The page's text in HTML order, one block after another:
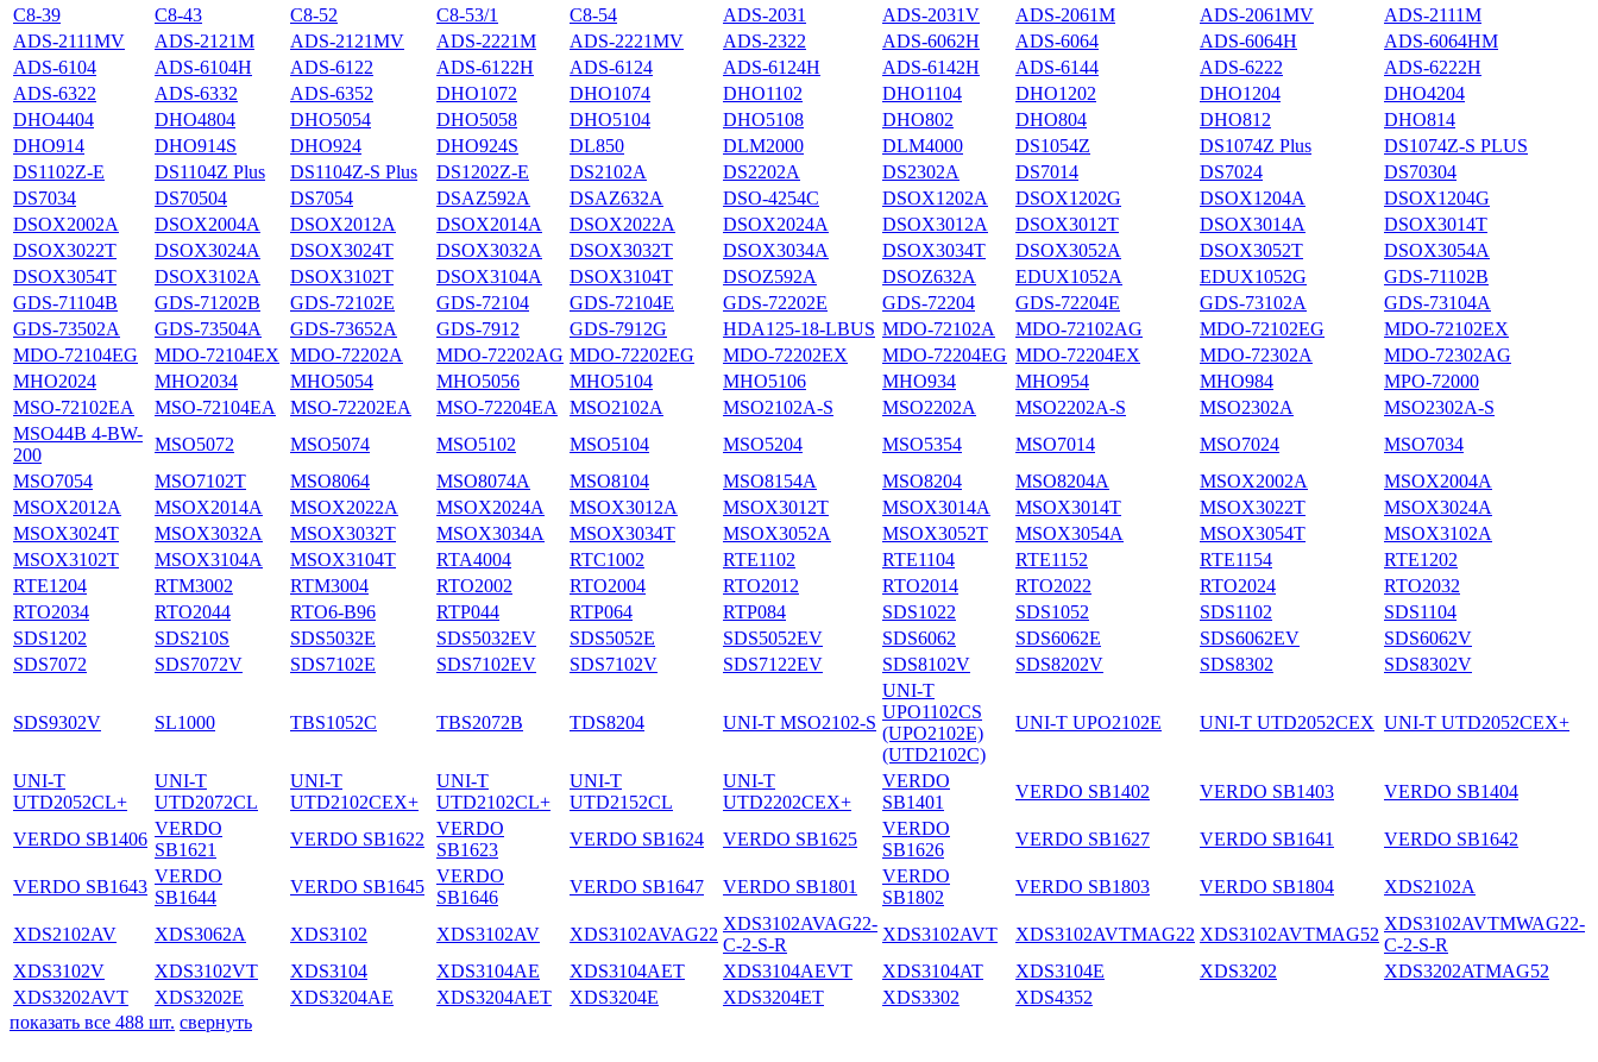
С8-39
С8-43 С8-52 С8-53/1 С8-54 ADS-2031 ADS-2031V ADS-2061M ADS-2061MV
ADS-2111M
ADS-2111MV
ADS-2121M ADS-2121MV ADS-2221M ADS-2221MV ADS-2322 ADS-6062H ADS-6064 ADS-6064H
ADS-6064HM
ADS-6104
ADS-6104H ADS-6122 ADS-6122H ADS-6124 ADS-6124H ADS-6142H ADS-6144 ADS-6222
ADS-6222H
ADS-6322
ADS-6332 ADS-6352 DHO1072 DHO1074 DHO1102 DHO1104 DHO1202 DHO1204
DHO4204
DHO4404
DHO4804 DHO5054 DHO5058 DHO5104 DHO5108 DHO802 DHO804 DHO812
DHO814
DHO914
DHO914S DHO924 DHO924S DL850 DLM2000 DLM4000 DS1054Z DS1074Z Plus
DS1074Z-S PLUS
DS1102Z-E
DS1104Z Plus DS1104Z-S Plus DS1202Z-E DS2102А DS2202A DS2302A DS7014 DS7024
DS70304
DS7034
DS70504 DS7054 DSAZ592A DSAZ632A DSO-4254C DSOX1202A DSOX1202G DSOX1204A
DSOX1204G
DSOX2002A
DSOX2004A DSOX2012A DSOX2014A DSOX2022A DSOX2024A DSOX3012A DSOX3012T DSOX3014A
DSOX3014T
DSOX3022T
DSOX3024A DSOX3024T DSOX3032A DSOX3032T DSOX3034A DSOX3034T DSOX3052A DSOX3052T
DSOX3054A
DSOX3054T
DSOX3102A DSOX3102T DSOX3104A DSOX3104T DSOZ592A DSOZ632A EDUX1052A EDUX1052G
GDS-71102B
GDS-71104B
GDS-71202B GDS-72102E GDS-72104 GDS-72104E GDS-72202E GDS-72204 GDS-72204E GDS-73102A
GDS-73104A
GDS-73502A
GDS-73504A GDS-73652A GDS-7912 GDS-7912G HDA125-18-LBUS MDO-72102A MDO-72102AG MDO-72102EG
MDO-72102EX
MDO-72104EG
MDO-72104EX MDO-72202A MDO-72202AG MDO-72202EG MDO-72202EX MDO-72204EG MDO-72204EX MDO-72302A
MDO-72302AG
MHO2024
MHO2034 MHO5054 MHO5056 MHO5104 MHO5106 MHO934 MHO954 MHO984
MPO-72000
MSO-72102EA
MSO-72104EA MSO-72202EA MSO-72204EA MSO2102A MSO2102A-S MSO2202A MSO2202A-S MSO2302A
MSO2302A-S
MSO44B 4-BW-
200
MSO5072 MSO5074 MSO5102 MSO5104 MSO5204 MSO5354 MSO7014 MSO7024
MSO7034
MSO7054
MSO7102T MSO8064 MSO8074A MSO8104 MSO8154A MSO8204 MSO8204A MSOX2002A
MSOX2004A
MSOX2012A
MSOX2014A MSOX2022A MSOX2024A MSOX3012A MSOX3012T MSOX3014A MSOX3014T MSOX3022T
MSOX3024A
MSOX3024T
MSOX3032A MSOX3032T MSOX3034A MSOX3034T MSOX3052A MSOX3052T MSOX3054A MSOX3054T
MSOX3102A
MSOX3102T
MSOX3104A MSOX3104T RTA4004 RTC1002 RTE1102 RTE1104 RTE1152 RTE1154
RTE1202
RTE1204
RTM3002 RTM3004 RTO2002 RTO2004 RTO2012 RTO2014 RTO2022 RTO2024
RTO2032
RTO2034
RTO2044 RTO6-B96 RTP044 RTP064 RTP084 SDS1022 SDS1052 SDS1102
SDS1104
SDS1202
SDS210S SDS5032E SDS5032EV SDS5052E SDS5052EV SDS6062 SDS6062E SDS6062EV
SDS6062V
SDS7072
SDS7072V SDS7102E SDS7102EV SDS7102V SDS7122EV SDS8102V SDS8202V SDS8302 SDS8302V
SDS9302V SL1000 TBS1052C TBS2072B TDS8204 UNI-T MSO2102-S
UNI-T
UPO1102CS
(UPO2102E)
(UTD2102C)
UNI-T UPO2102E UNI-T UTD2052CEX UNI-T UTD2052CEX+
UNI-T
UTD2052CL+
UNI-T
UTD2072CL
UNI-T
UTD2102CEX+
UNI-T
UTD2102CL+
UNI-T
UTD2152CL
UNI-T
UTD2202CEX+
VERDO
SB1401
VERDO SB1402 VERDO SB1403 VERDO SB1404
VERDO SB1406
VERDO
SB1621
VERDO SB1622
VERDO
SB1623
VERDO SB1624 VERDO SB1625
VERDO
SB1626
VERDO SB1627 VERDO SB1641 VERDO SB1642
VERDO SB1643
VERDO
SB1644
VERDO SB1645
VERDO
SB1646
VERDO SB1647 VERDO SB1801
VERDO
SB1802
VERDO SB1803 VERDO SB1804 XDS2102A
XDS2102AV XDS3062A XDS3102 XDS3102AV XDS3102AVAG22
XDS3102AVAG22-
C-2-S-R
XDS3102AVT XDS3102AVTMAG22 XDS3102AVTMAG52
XDS3102AVTMWAG22-
C-2-S-R
XDS3102V
XDS3102VT XDS3104 XDS3104AE XDS3104AET XDS3104AEVT XDS3104AT XDS3104E XDS3202
XDS3202ATMAG52
XDS3202AVT
XDS3202E XDS3204AE XDS3204AET XDS3204E XDS3204ET XDS3302
XDS4352
показать все 488 шт. свернуть